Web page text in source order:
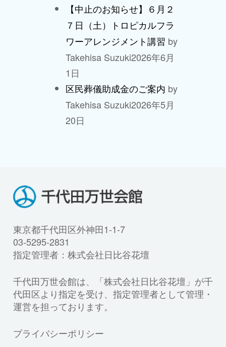
【中止のお知らせ】６月２
７日（土）トロピカルフラ
ワーアレンジメント講習 by
Takehisa Suzuki2026年6月
1日
区民葬儀助成金のご案内 by
Takehisa Suzuki2026年5月
20日
東京都千代田区外神田1-1-7
03-5295-2831
指定管理者：株式会社日比谷花壇
千代田万世会館は、「株式会社日比谷花壇」が千
代田区より指定を受け、指定管理者として管理・
運営を担っております。
プライバシーポリシー